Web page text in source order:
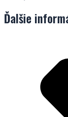
Ďalšie